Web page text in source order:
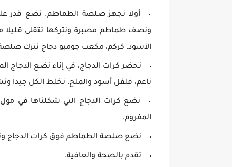
أولا نجهز صلصة الطماطم. نضع قدر
ونصف طماطم مصبرة ونتركها تتقلى
الأسود، كركم، مكعب جومبو دجاج نترك
نحضر كرات الدجاج، في إناء نضع الدجاج
ناعم، فلفل أسود والملح، نخلط الكل جيدا
نضع كرات الدجاج التي شكلناها في
المفروم.
نضع صلصة الطماطم فوق كرات الدجاج
تقدم بالصحة والعافية.